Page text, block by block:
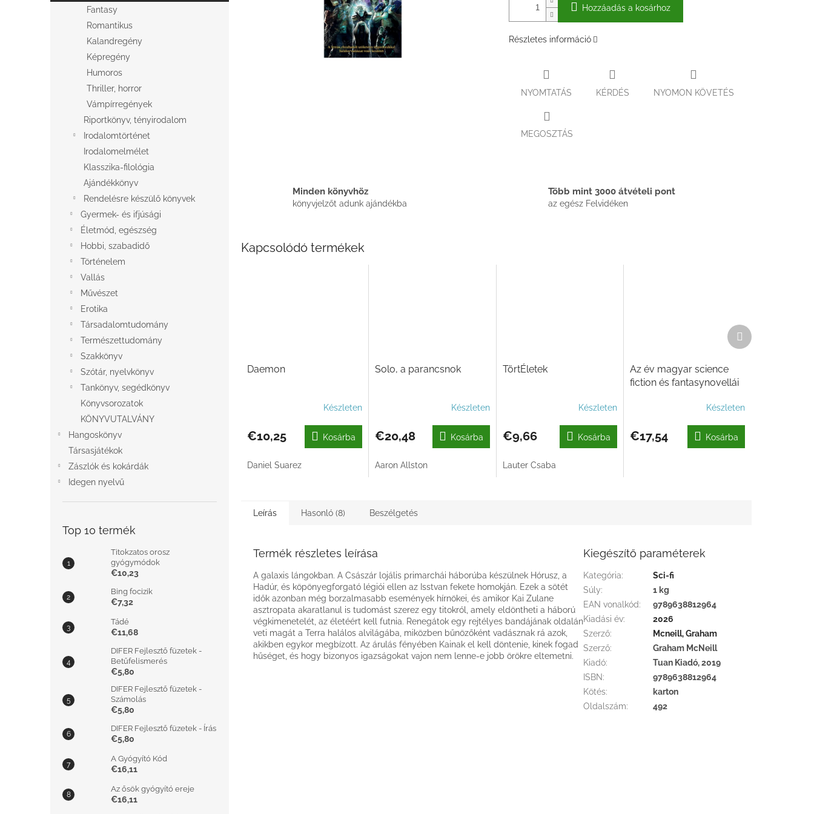
l
Fantasy
Romantikus
Kalandregény
Képregény
Humoros
Thriller, horror
Vámpírregények
Riportkönyv, tényirodalom
Irodalomtörténet
Irodalomelmélet
Klasszika-filológia
Ajándékkönyv
Rendelésre készülő könyvek
Gyermek- és ifjúsági
Életmód, egészség
Hobbi, szabadidő
Történelem
Vallás
Művészet
Erotika
Társadalomtudomány
Természettudomány
Szakkönyv
Szótár, nyelvkönyv
Tankönyv, segédkönyv
Könyvsorozatok
KÖNYVUTALVÁNY
Hangoskönyv
Társasjátékok
Zászlók és kokárdák
Idegen nyelvű
Top 10 termék
Titokzatos orosz
gyógymódok
€10,23
Bing focizik
€7,32
Tádé
€11,68
DIFER Fejlesztő füzetek -
Betűfelismerés
€5,80
DIFER Fejlesztő füzetek -
Számolás
€5,80
DIFER Fejlesztő füzetek - Írás
€5,80
A Gyógyító Kód
€16,11
Az ősök gyógyító ereje
€16,11
Hozzáadás a kosárhoz
Részletes információ
NYOMTATÁS KÉRDÉS NYOMON KÖVETÉS
MEGOSZTÁS
Minden könyvhöz
könyvjelzőt adunk ajándékba
Több mint 3000 átvételi pont
az egész Felvidéken
Kapcsolódó termékek
Daemon
Készleten
€10,25 Kosárba
Daniel Suarez
Solo, a parancsnok
Készleten
€20,48 Kosárba
Aaron Allston
TörtÉletek
Készleten
€9,66 Kosárba
Lauter Csaba
Az év magyar science
fiction és fantasynovellái
Készleten
€17,54 Kosárba
Következő
termék
Leírás Hasonló (8) Beszélgetés
Termék részletes leírása
A galaxis lángokban. A Császár lojális primarchái háborúba készülnek Hórusz, a
Hadúr, és köpönyegforgató légiói ellen az Isstvan fekete homokján. Ezek a sötét
idők azonban még borzalmasabb események hírnökei, és amikor Kai Zulane
asztropata akaratlanul is tudomást szerez egy titokról, amely eldöntheti a háború
végkimenetelét, az életéért kell futnia. Renegátok egy rejtélyes bandájának oldalán
veti magát a Terra halálos alvilágába, miközben bűnözőként vadásznak rá azok,
akikben egykor megbízott. Az árulás fényében Kainak el kell döntenie, kinek fogad
hűséget, és hogy bizonyos igazságokat vajon nem lenne-e jobb örökre eltemetni.
Kiegészítő paraméterek
Kategória:
Sci-fi
Súly:
1 kg
EAN vonalkód:
9789638812964
Kiadási év:
2026
Szerző:
Mcneill, Graham
Szerző:
Graham McNeill
Kiadó:
Tuan Kiadó, 2019
ISBN:
9789638812964
Kötés:
karton
Oldalszám: 492